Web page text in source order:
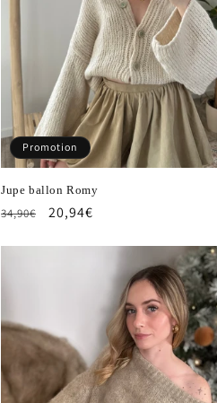
Promotion
Jupe ballon Romy
Prix
34,90€
Prix
20,94€